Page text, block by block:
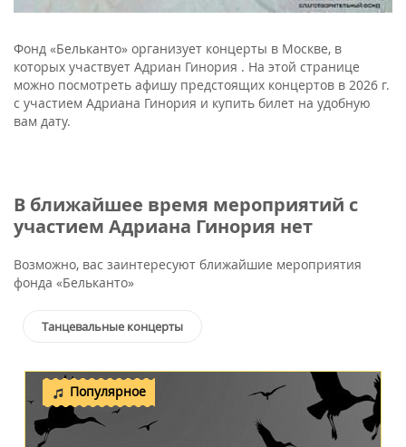
Фонд «Бельканто» организует концерты в Москве, в
которых участвует Адриан Гинория . На этой странице
можно посмотреть афишу предстоящих концертов в 2026 г.
с участием Адриана Гинория и купить билет на удобную
вам дату.
В ближайшее время мероприятий с
участием Адриана Гинория нет
Возможно, вас заинтересуют ближайшие мероприятия
фонда «Бельканто»
Танцевальные концерты
Популярное